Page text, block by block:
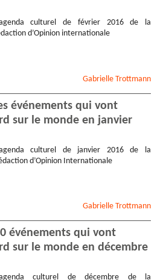
culturel de février 2016 de la
d’Opinion internationale
Gabrielle Trottmann
événements qui vont
sur le monde en janvier
culturel de janvier 2016 de la
d’Opinion Internationale
Gabrielle Trottmann
événements qui vont
sur le monde en décembre
culturel de décembre de la